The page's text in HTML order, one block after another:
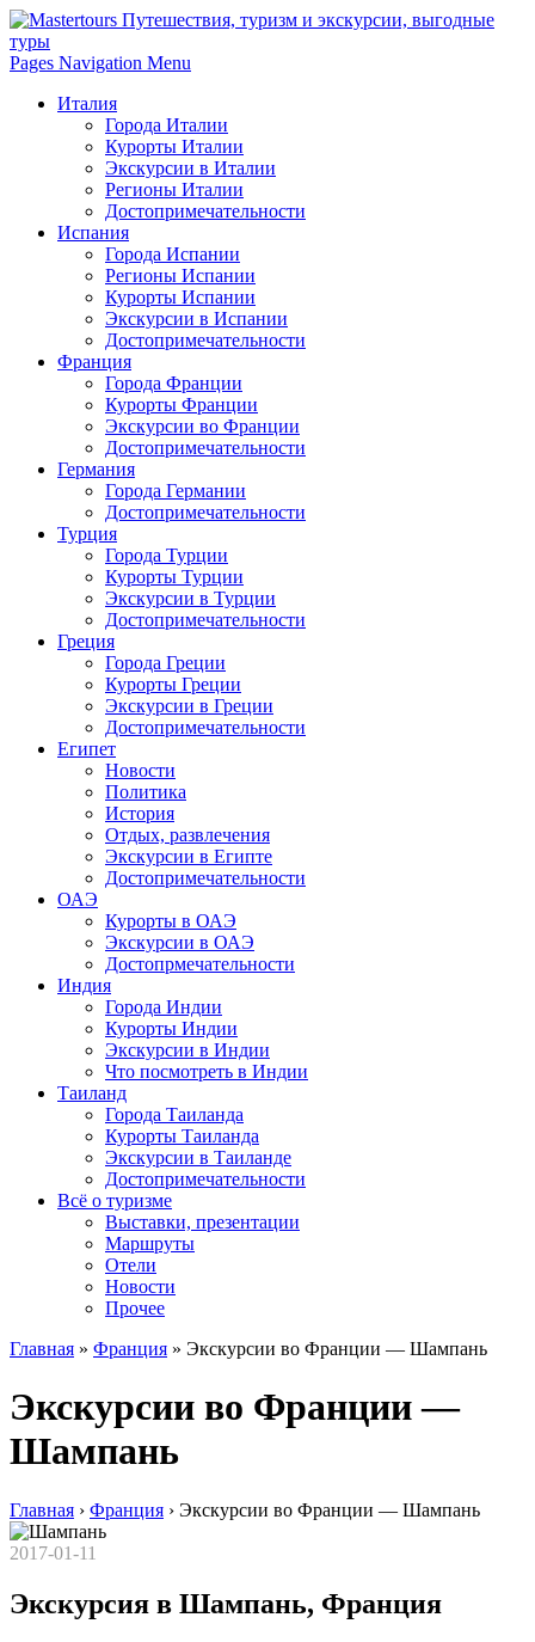
Pages Navigation Menu
Италия
Города Италии
Курорты Италии
Экскурсии в Италии
Регионы Италии
Достопримечательности
Испания
Города Испании
Регионы Испании
Курорты Испании
Экскурсии в Испании
Достопримечательности
Франция
Города Франции
Курорты Франции
Экскурсии во Франции
Достопримечательности
Германия
Города Германии
Достопримечательности
Турция
Города Турции
Курорты Турции
Экскурсии в Турции
Достопримечательности
Греция
Города Греции
Курорты Греции
Экскурсии в Греции
Достопримечательности
Египет
Новости
Политика
История
Отдых, развлечения
Экскурсии в Египте
Достопримечательности
ОАЭ
Курорты в ОАЭ
Экскурсии в ОАЭ
Достопрмечательности
Индия
Города Индии
Курорты Индии
Экскурсии в Индии
Что посмотреть в Индии
Таиланд
Города Таиланда
Курорты Таиланда
Экскурсии в Таиланде
Достопримечательности
Всё о туризме
Выставки, презентации
Маршруты
Отели
Новости
Прочее
Главная » Франция » Экскурсии во Франции — Шампань
Экскурсии во Франции —
Шампань
Главная › Франция › Экскурсии во Франции — Шампань
2017-01-11
Экскурсия в Шампань, Франция